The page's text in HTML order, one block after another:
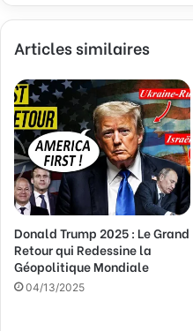
z
o
r
e
a
d
r
e
s
s
e
E
m
a
Articles similaires
Donald Trump 2025 : Le Grand
Retour qui Redessine la
Géopolitique Mondiale
04/13/2025